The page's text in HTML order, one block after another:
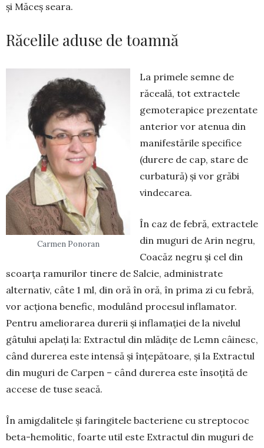
și Măceș seara.
Răcelile aduse de toamnă
Carmen Ponoran
La primele semne de
răceală, tot extractele
gemoterapice prezentate
anterior vor atenua din
manifestările specifice
(durere de cap, stare de
curbatură) și vor grăbi
vindecarea.
În caz de febră, extractele
din muguri de Arin negru,
Coacăz negru și cel din
scoarța ramurilor tinere de Salcie, administrate
alternativ, câte 1 ml, din oră în oră, în prima zi cu febră,
vor acționa benefic, modulând procesul inflamator.
Pentru ameliorarea durerii și inflamației de la nivelul
gâtului apelați la: Extractul din mlădițe de Lemn câinesc,
când durerea este intensă și înțepătoare, și la Extractul
din muguri de Carpen – când durerea este însoțită de
accese de tuse seacă.
În amigdalitele și faringitele bacteriene cu streptococ
beta-hemolitic, foarte util este Extrac­tul din muguri de